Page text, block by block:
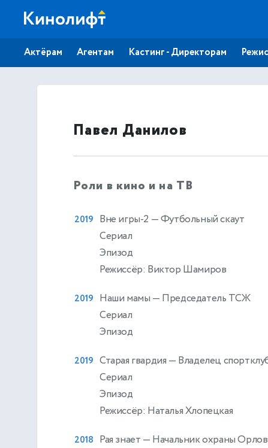
Актёрам Агентам Кастинг - Директорам
Павел Данилов
Роли в кино и на ТВ
2019 Вне игры-2 — Футбольный скаут
Сериал
Эпизод
Режиссёр: Виктор Шамиров
2019 Наши мамы — Председатель ТСЖ
Сериал
Эпизод
2019 Старая гвардия — Владелец
Сериал
Эпизод
Режиссёр: Наталья Хлопецкая
2018 Рая знает — Начальник охраны Орлов